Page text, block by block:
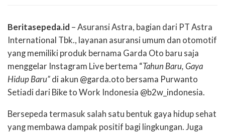
Beritasepeda.id – Asuransi Astra, bagian dari PT Astra
International Tbk., layanan asuransi umum dan otomotif
yang memiliki produk bernama Garda Oto baru saja
menggelar Instagram Live bertema “Tahun Baru, Gaya
Hidup Baru” di akun @garda.oto bersama Purwanto
Setiadi dari Bike to Work Indonesia @b2w_indonesia.
Bersepeda termasuk salah satu bentuk gaya hidup sehat
yang membawa dampak positif bagi lingkungan. Juga